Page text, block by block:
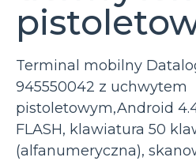
Terminal mobilny
945550042 z uchwytem
pistoletowym,Android
FLASH, klawiatura 50
(alfanumeryczna),